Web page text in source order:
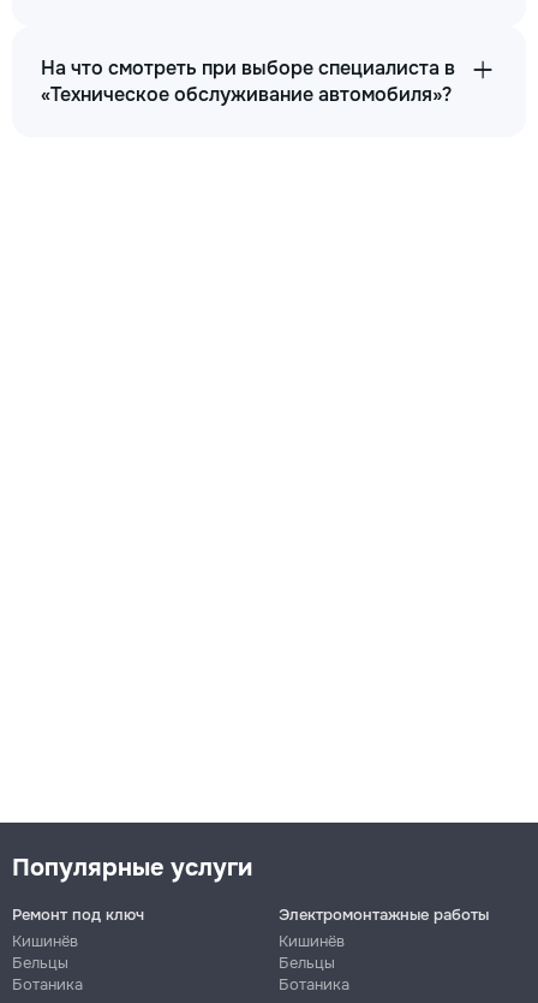
На что смотреть при выборе специалиста в
«Техническое обслуживание автомобиля»?
Популярные услуги
Ремонт под ключ
Кишинёв
Бельцы
Ботаника
Электромонтажные работы
Кишинёв
Бельцы
Ботаника